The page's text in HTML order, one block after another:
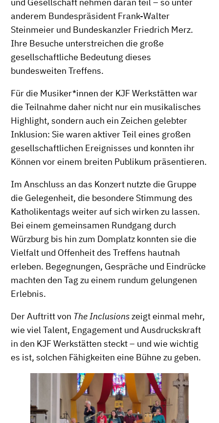
und Gesellschaft nehmen daran teil – so unter
anderem Bundespräsident Frank-Walter
Steinmeier und Bundeskanzler Friedrich Merz.
Ihre Besuche unterstreichen die große
gesellschaftliche Bedeutung dieses
bundesweiten Treffens.
Für die Musiker*innen der KJF Werkstätten war
die Teilnahme daher nicht nur ein musikalisches
Highlight, sondern auch ein Zeichen gelebter
Inklusion: Sie waren aktiver Teil eines großen
gesellschaftlichen Ereignisses und konnten ihr
Können vor einem breiten Publikum präsentieren.
Im Anschluss an das Konzert nutzte die Gruppe
die Gelegenheit, die besondere Stimmung des
Katholikentags weiter auf sich wirken zu lassen.
Bei einem gemeinsamen Rundgang durch
Würzburg bis hin zum Domplatz konnten sie die
Vielfalt und Offenheit des Treffens hautnah
erleben. Begegnungen, Gespräche und Eindrücke
machten den Tag zu einem rundum gelungenen
Erlebnis.
Der Auftritt von The Inclusionszeigt einmal mehr,
wie viel Talent, Engagement und Ausdruckskraft
in den KJF Werkstätten steckt – und wie wichtig
es ist, solchen Fähigkeiten eine Bühne zu geben.